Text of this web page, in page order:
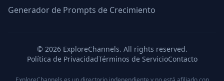
Generador de Prompts de Crecimiento
© 2026ExploreChannels. All rights reserved.
Política de PrivacidadTérminos de ServicioContacto